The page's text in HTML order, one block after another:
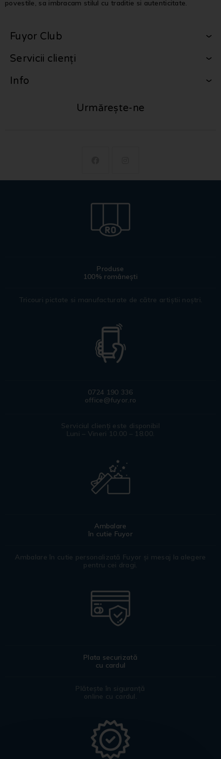
povestile, sa imbracam stilul cu traditie si autenticitate.
Fuyor Club
Servicii clienți
Info
Urmărește-ne
Produse
100% românești
Tricouri pictate si manufacturate de către artiștii noștri.
0724 190 336
office@fuyor.ro
Serviciul clienți este disponibil
Luni – Vineri 10.00 – 18.00.
Ambalare
în cutie Fuyor
Ambalare în cutie personalizată Fuyor și mesaj la alegere
pentru cei dragi.
Plata securizată
cu cardul
Plătește în siguranță
online cu cardul.